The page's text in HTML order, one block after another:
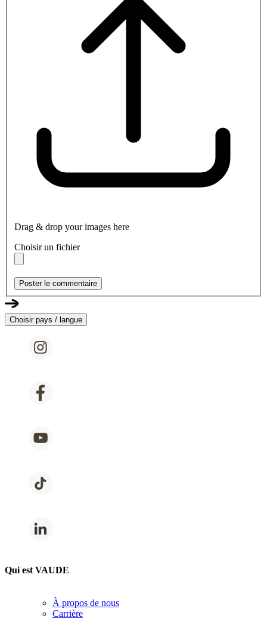
Drag & drop your images here
Choisir un fichier
Poster le commentaire
Choisir pays / langue
Qui est VAUDE
À propos de nous
Carrière